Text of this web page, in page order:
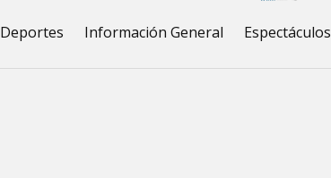
Deportes Información General Espectáculos